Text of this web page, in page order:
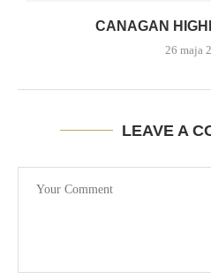
CANAGAN
26 maja
LEAVE A